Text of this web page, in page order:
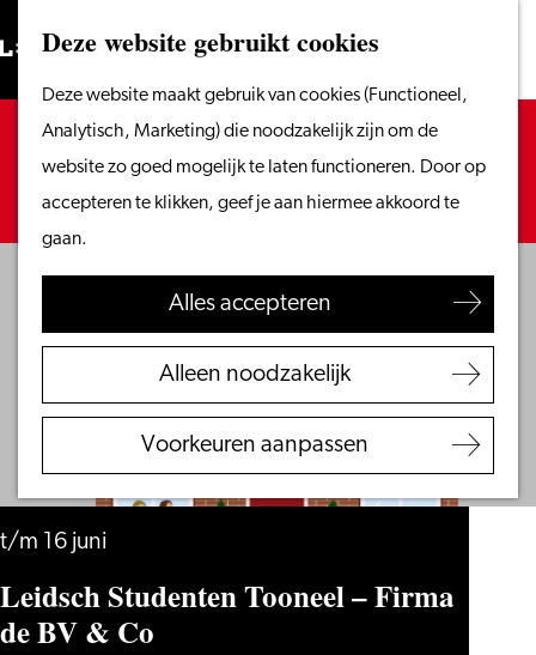
Deze website gebruikt cookies
Deze website maakt gebruik van cookies (Functioneel,
Analytisch, Marketing) die noodzakelijk zijn om de
website zo goed mogelijk te laten functioneren. Door op
accepteren te klikken, geef je aan hiermee akkoord te
gaan.
Alles accepteren
Alleen noodzakelijk
Voorkeuren aanpassen
Ga
naar
homepage
Menu
ZoekenVanaf het water
wandelen
Winkelen
Eten & drinken
Met kinderen
VVV Leiden
Bereikbaarheid
Regio Leiden
Zoeken
Sorry, deze activiteit is niet meer beschikbaar.
Bekijk hetactuele aanbodvoor de beschikbare
opties.
t/m 16 juni
Leidsch Studenten Tooneel – Firma
de BV & Co